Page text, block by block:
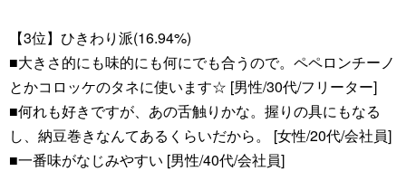
【3位】ひきわり派(16.94%)
■大きさ的にも味的にも何にでも合うので。ペペロンチーノ
とかコロッケのタネに使います☆ [男性/30代/フリーター]
■何れも好きですが、あの舌触りかな。握りの具にもなる
し、納豆巻きなんてあるくらいだから。 [女性/20代/会社員]
■一番味がなじみやすい [男性/40代/会社員]